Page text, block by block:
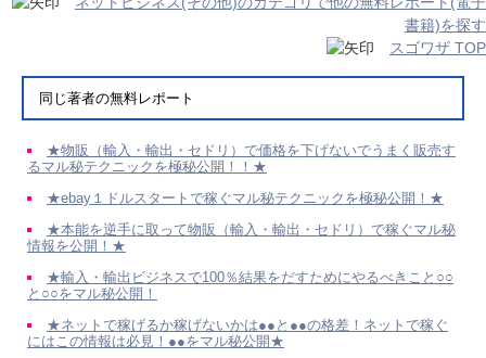
書籍)を探す
スゴワザ TOP
同じ著者の無料レポート
★物販（輸入・輸出・セドリ）で価格を下げないでうまく販売す
るマル秘テクニックを極秘公開！！★
★ebay１ドルスタートで稼ぐマル秘テクニックを極秘公開！★
★本能を逆手に取って物販（輸入・輸出・セドリ）で稼ぐマル秘
情報を公開！★
★輸入・輸出ビジネスで100％結果をだすためにやるべきこと○○
と○○をマル秘公開！
★ネットで稼げるか稼げないかは●●と●●の格差！ネットで稼ぐ
にはこの情報は必見！●●をマル秘公開★